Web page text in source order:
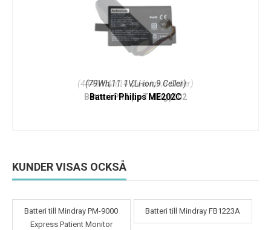
(79Wh,11.1V,Li-ion,9 Celler)
Batteri Philips ME202C
KUNDER VISAS OCKSÅ
Batteri till Mindray PM-9000
Express Patient Monitor
Batteri till Mindray FB1223A